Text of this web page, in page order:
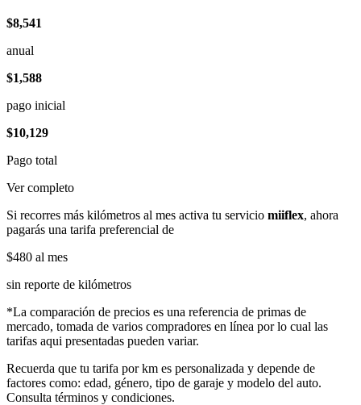
$8,541
anual
$1,588
pago inicial
$10,129
Pago total
Ver completo
Si recorres más kilómetros al mes activa tu servicio miiflex, ahora
pagarás una tarifa preferencial de
$480 al mes
sin reporte de kilómetros
*La comparación de precios es una referencia de primas de
mercado, tomada de varios compradores en línea por lo cual las
tarifas aqui presentadas pueden variar.
Recuerda que tu tarifa por km es personalizada y depende de
factores como: edad, género, tipo de garaje y modelo del auto.
Consulta términos y condiciones.